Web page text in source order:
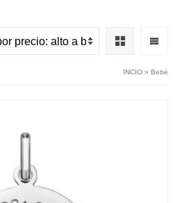
INCIO » Bebé
Virgen María Luminaria (para
test) - 240x400
AÑADIR